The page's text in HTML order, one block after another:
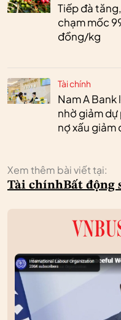
Tiếp đà
chạm mốc
đồng/kg
Tài chính
Nam A
nhờ giảm
nợ xấu giảm
Xem thêm bài viết tại:
Tài chínhBất động